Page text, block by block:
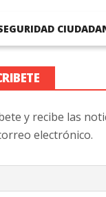
y recibe las
electrónico.